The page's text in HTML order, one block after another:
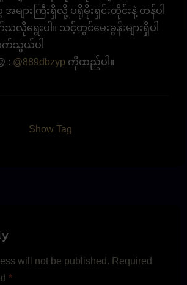
များကြီးရှိလို့ ပရိုမိုးရှင်းတိုင်းနဲ့ တန်ပါ
ေးပါ။ သင့်တွင်မေးခွန်းများရှိပါ
သွယ်ပါ
: @889dbzyp ကိုထည့်ပါ။
Show Tag
will not be published. Required
*